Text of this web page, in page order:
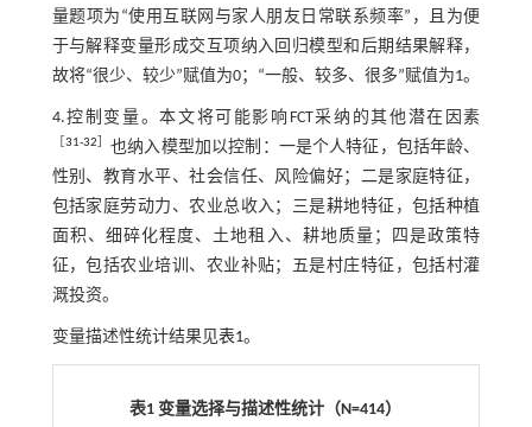
量题项为“使用互联网与家人朋友日常联系频率”，且为便
于与解释变量形成交互项纳入回归模型和后期结果解释，
故将“很少、较少”赋值为0；“一般、较多、很多”赋值为1。
4.控制变量。本文将可能影响FCT采纳的其他潜在因素
31⁃32 ］也纳入模型加以控制：一是个人特征，包括年龄、
性别、教育水平、社会信任、风险偏好；二是家庭特征，
包括家庭劳动力、农业总收入；三是耕地特征，包括种植
面积、细碎化程度、土地租入、耕地质量；四是政策特
征，包括农业培训、农业补贴；五是村庄特征，包括村灌
溉投资。
变量描述性统计结果见表1。
表1 变量选择与描述性统计（N=414）